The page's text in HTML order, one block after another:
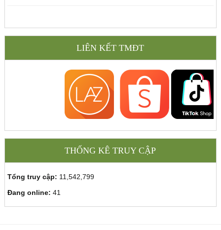
LIÊN KẾT TMĐT
THỐNG KÊ TRUY CẬP
Tổng truy cập: 11,542,799
Đang online: 41